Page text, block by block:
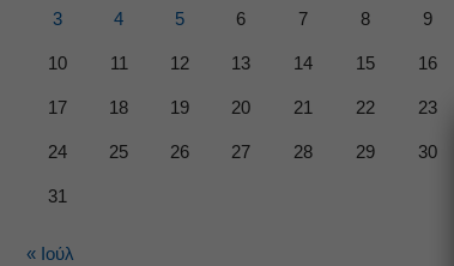
3 4 5 6 7 8 9
10 11 12 13 14 15 16
17 18 19 20 21 22 23
24 25 26 27 28 29 30
31
« Ιούλ